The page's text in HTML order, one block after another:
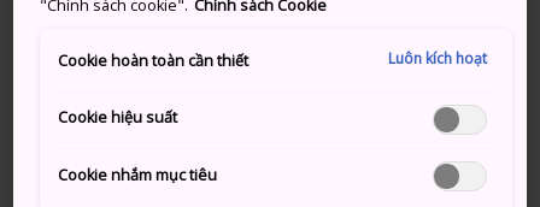
Bảo vật quốc gia.
Nổi tiếng với những khu vườn của mình, khu vườn mà
được xem là tuyệt nhất
trong số hai khu vườn do ông xây dựng.
"Chính sách cookie". Chính sách Cookie
Cookie hoàn toàn cần thiết Luôn kích hoạt
Cookie hiệu suất
Cookie nhắm mục tiêu